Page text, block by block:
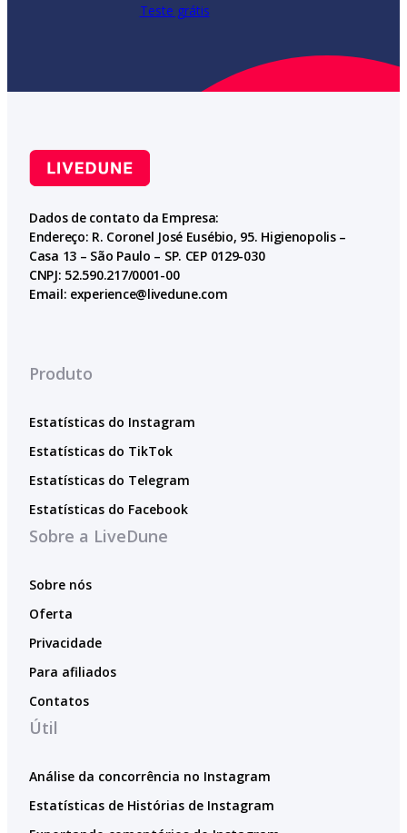
Teste grátis
Dados de contato da Empresa:
Endereço: R. Coronel José Eusébio, 95. Higienopolis –
Casa 13 – São Paulo – SP. CEP 0129-030
CNPJ: 52.590.217/0001-00
Email: experience@livedune.com
Produto
Estatísticas do Instagram
Estatísticas do TikTok
Estatísticas do Telegram
Estatísticas do Facebook
Sobre a LiveDune
Sobre nós
Oferta
Privacidade
Para afiliados
Contatos
Útil
Análise da concorrência no Instagram
Estatísticas de Histórias de Instagram